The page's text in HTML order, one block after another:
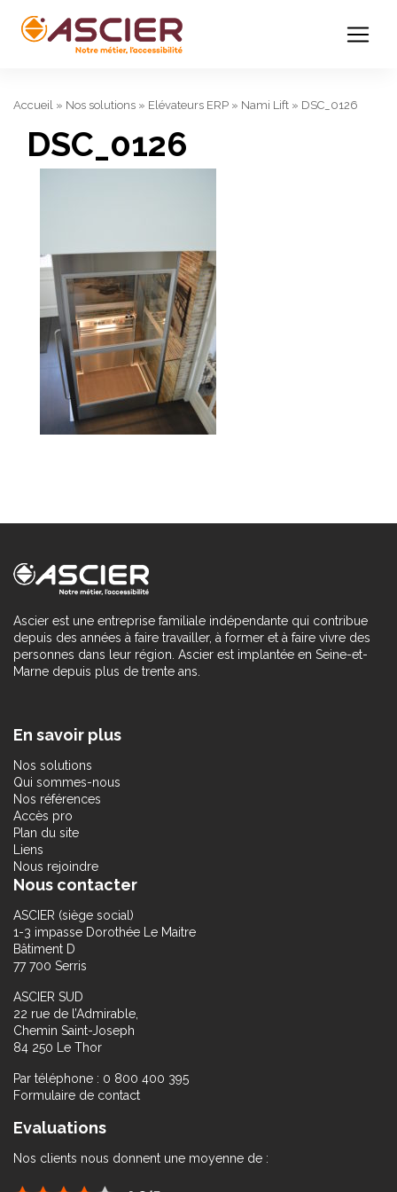
Accueil » Nos solutions » Elévateurs ERP » Nami Lift » DSC_0126
DSC_0126
Ascier est une entreprise familiale indépendante qui contribue
depuis des années à faire travailler, à former et à faire vivre des
personnes dans leur région. Ascier est implantée en Seine-et-
Marne depuis plus de trente ans.
En savoir plus
Nos solutions
Qui sommes-nous
Nos références
Accès pro
Plan du site
Liens
Nous rejoindre
Nous contacter
ASCIER (siège social)
1-3 impasse Dorothée Le Maitre
Bâtiment D
77 700 Serris
ASCIER SUD
22 rue de l’Admirable,
Chemin Saint-Joseph
84 250 Le Thor
Par téléphone : 0 800 400 395
Formulaire de contact
Evaluations
Nos clients nous donnent une moyenne de :